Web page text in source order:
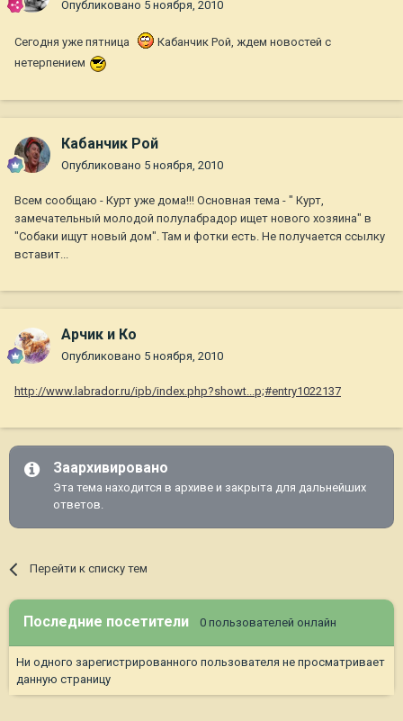
Опубликовано 5 ноября, 2010
Сегодня уже пятница
Кабанчик Рой, ждем новостей с
нетерпением
Кабанчик Рой
Опубликовано 5 ноября, 2010
Всем сообщаю - Курт уже дома!!! Основная тема - " Курт,
замечательный молодой полулабрадор ищет нового хозяина" в
"Собаки ищут новый дом". Там и фотки есть. Не получается ссылку
вставит...
Арчик и Ко
Опубликовано 5 ноября, 2010
http://www.labrador.ru/ipb/index.php?showt...p;#entry1022137
Заархивировано
Эта тема находится в архиве и закрыта для дальнейших
ответов.
Перейти к списку тем
Последние посетители 0 пользователей онлайн
Ни одного зарегистрированного пользователя не просматривает
данную страницу